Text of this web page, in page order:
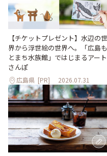
【チケットプレゼント】水辺の世
界から浮世絵の世界へ。「広島も
とまち水族館」ではじまるアート
さんぽ
広島県 [PR] 2026.07.31